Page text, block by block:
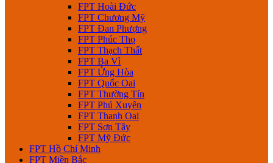
FPT Hoài Đức
FPT Chương Mỹ
FPT Đan Phượng
FPT Phúc Thọ
FPT Thạch Thất
FPT Ba Vì
FPT Ứng Hòa
FPT Quốc Oai
FPT Thường Tín
FPT Phú Xuyên
FPT Thanh Oai
FPT Sơn Tây
FPT Mỹ Đức
FPT Hồ Chí Minh
FPT Miền Bắc